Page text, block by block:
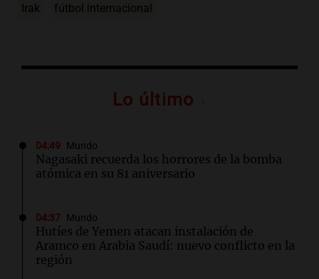
Irak fútbol internacional
Lo último
04:49 Mundo
Nagasaki recuerda los horrores de la bomba
atómica en su 81 aniversario
04:37 Mundo
Hutíes de Yemen atacan instalación de
Aramco en Arabia Saudí: nuevo conflicto en la
región